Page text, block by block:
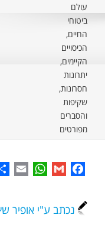
עולם
ביטוחי
החיים,
הכיסויים
הקיימים,
יתרונות
חסרונות,
שקיפות
והסברים
מפורטים
Facebook
Gmail
נכתב ע"י אופיר